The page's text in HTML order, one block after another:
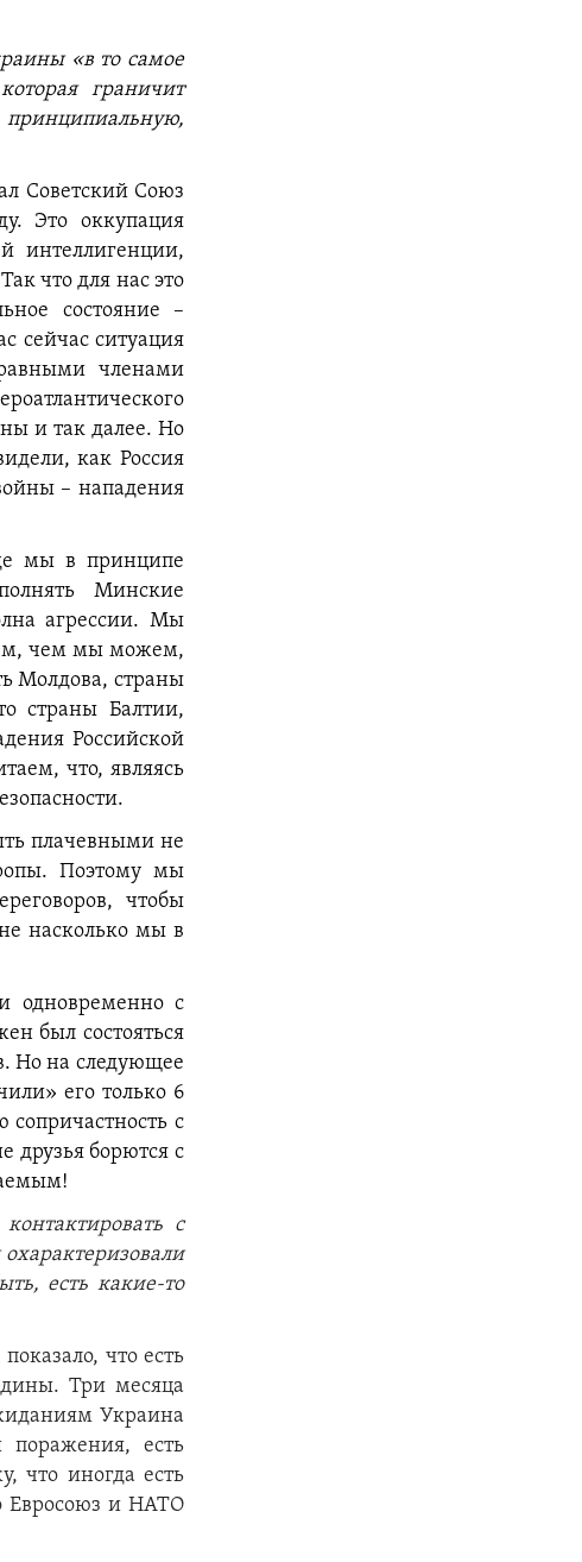
«в то самое
граничит
Советский Союз
Это оккупация
интеллигенции,
что для нас это
состояние –
сейчас ситуация
членами
и так далее. Но
как Россия
– нападения
мы в принципе
Минские
агрессии. Мы
чем мы можем,
Молдова, страны
страны Балтии,
Российской
что, являясь
плачевными не
Поэтому мы
чтобы
насколько мы в
одновременно с
был состояться
Но на следующее
его только 6
с
друзья борются с
с
есть какие-то
что есть
Три месяца
Украина
есть
что иногда есть
Евросоюз и НАТО